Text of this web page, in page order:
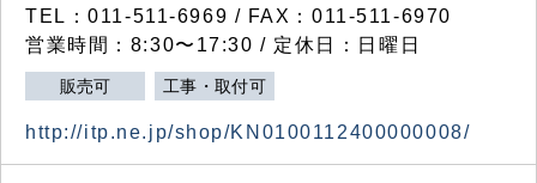
TEL：011-511-6969 / FAX：011-511-6970
営業時間：8:30〜17:30 / 定休日：日曜日
販売可 工事・取付可
http://itp.ne.jp/shop/KN0100112400000008/